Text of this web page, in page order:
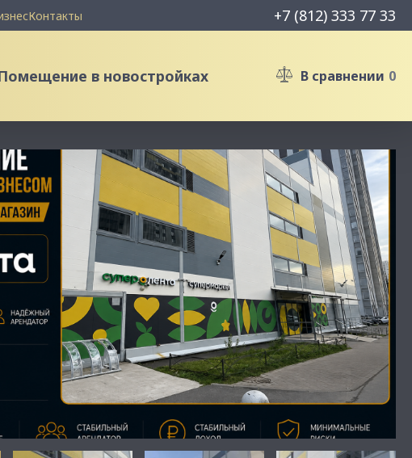
Контакты +7 (812) 333 77 33
в новостройках В сравнении 0